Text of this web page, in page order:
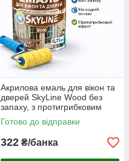
Акрилова емаль для вікон та
дверей SkyLine Wood без
запаху, з протигрибковим
ефектом, біла, 0.75 л
Готово до відправки
322 ₴/банка